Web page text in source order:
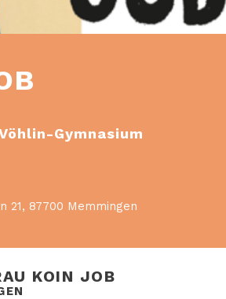
Gymnasium
21, 87700 Memmingen
KOIN JOB